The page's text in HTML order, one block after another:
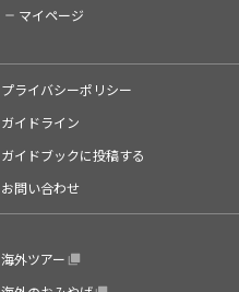
マイページ
プライバシーポリシー
ガイドライン
ガイドブックに投稿する
お問い合わせ
海外ツアー